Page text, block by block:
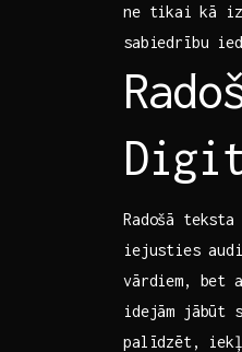
ne‌ tikai ⁤kā⁢
sabiedrību
Radošā
iejusties
vārdiem, bet
idejām jābūt
palīdzēt,